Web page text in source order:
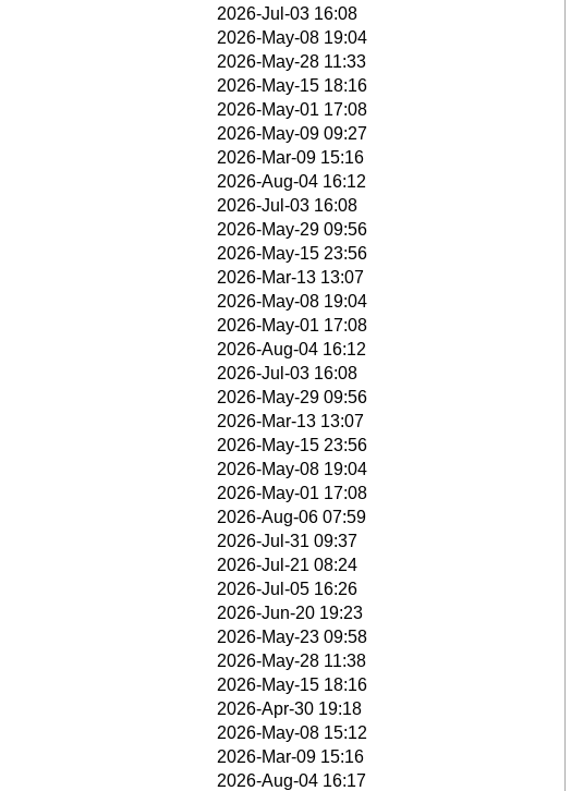
2026-Jul-03 16:08
2026-May-08 19:04
2026-May-28 11:33
2026-May-15 18:16
2026-May-01 17:08
2026-May-09 09:27
2026-Mar-09 15:16
2026-Aug-04 16:12
2026-Jul-03 16:08
2026-May-29 09:56
2026-May-15 23:56
2026-Mar-13 13:07
2026-May-08 19:04
2026-May-01 17:08
2026-Aug-04 16:12
2026-Jul-03 16:08
2026-May-29 09:56
2026-Mar-13 13:07
2026-May-15 23:56
2026-May-08 19:04
2026-May-01 17:08
2026-Aug-06 07:59
2026-Jul-31 09:37
2026-Jul-21 08:24
2026-Jul-05 16:26
2026-Jun-20 19:23
2026-May-23 09:58
2026-May-28 11:38
2026-May-15 18:16
2026-Apr-30 19:18
2026-May-08 15:12
2026-Mar-09 15:16
2026-Aug-04 16:17